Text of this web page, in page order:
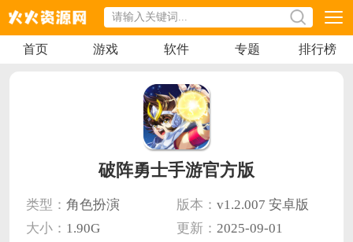
首页 游戏 软件 专题 排行榜
破阵勇士手游官方版
类型： 角色扮演 版本： v1.2.007 安卓版
大小： 1.90G 更新： 2025-09-01